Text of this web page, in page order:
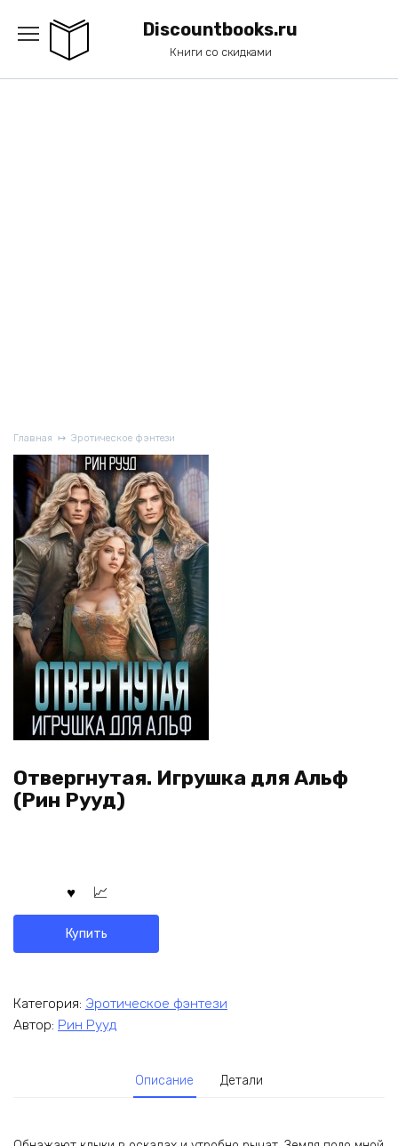
содержанию
Discountbooks.ru
Книги со скидками
Главная Эротическое фэнтези
Отвергнутая. Игрушка для Альф
(Рин Рууд)
Купить
Категория: Эротическое фэнтези
Автор: Рин Рууд
Описание Детали